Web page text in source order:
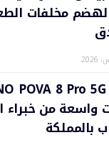
لهضم مخلفات
واسعة من خبراء
بالمملكة